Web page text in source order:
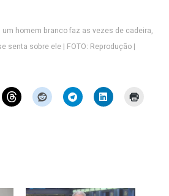
um homem branco faz as vezes de cadeira,
senta sobre ele | FOTO: Reprodução |